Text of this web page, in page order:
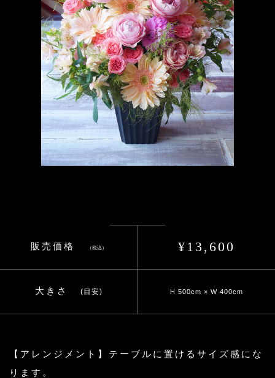
販売価格 （税込） ¥13,600
大きさ (目安) H 500cm × W 400cm
【アレンジメント】テーブルに置けるサイズ感にな
ります。